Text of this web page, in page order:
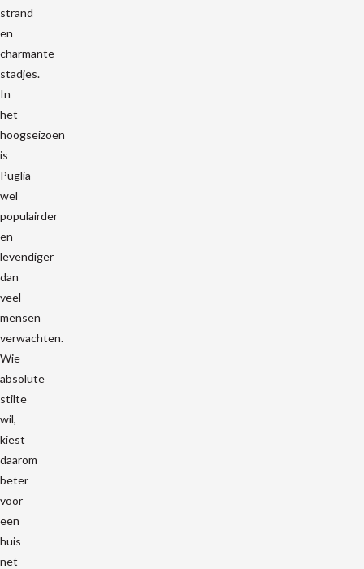
strand
en
charmante
stadjes.
In
het
hoogseizoen
is
Puglia
wel
populairder
en
levendiger
dan
veel
mensen
verwachten.
Wie
absolute
stilte
wil,
kiest
daarom
beter
voor
een
huis
net